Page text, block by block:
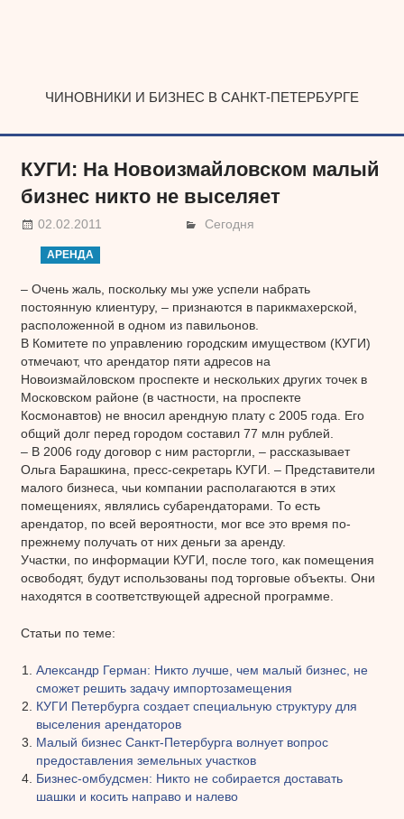
ЧИНОВНИКИ И БИЗНЕС В САНКТ-ПЕТЕРБУРГЕ
КУГИ: На Новоизмайловском малый
бизнес никто не выселяет
02.02.2011 Сегодня
АРЕНДА
– Очень жаль, поскольку мы уже успели набрать
постоянную клиентуру, – признаются в парикмахерской,
расположенной в одном из павильонов.
В Комитете по управлению городским имуществом (КУГИ)
отмечают, что арендатор пяти адресов на
Новоизмайловском проспекте и нескольких других точек в
Московском районе (в частности, на проспекте
Космонавтов) не вносил арендную плату с 2005 года. Его
общий долг перед городом составил 77 млн рублей.
– В 2006 году договор с ним расторгли, – рассказывает
Ольга Барашкина, пресс-секретарь КУГИ. – Представители
малого бизнеса, чьи компании располагаются в этих
помещениях, являлись субарендаторами. То есть
арендатор, по всей вероятности, мог все это время по-
прежнему получать от них деньги за аренду.
Участки, по информации КУГИ, после того, как помещения
освободят, будут использованы под торговые объекты. Они
находятся в соответствующей адресной программе.
Статьи по теме:
Александр Герман: Никто лучше, чем малый бизнес, не
сможет решить задачу импортозамещения
КУГИ Петербурга создает специальную структуру для
выселения арендаторов
Малый бизнес Санкт-Петербурга волнует вопрос
предоставления земельных участков
Бизнес-омбудсмен: Никто не собирается доставать
шашки и косить направо и налево